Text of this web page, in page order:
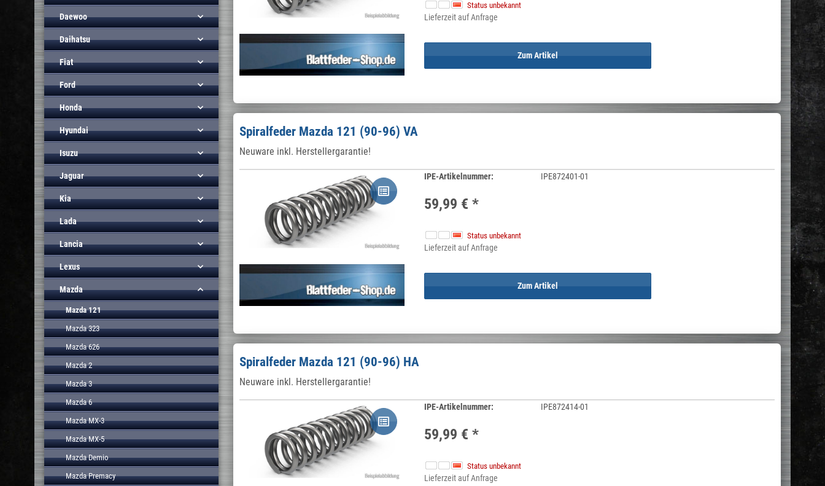
Status unbekannt
Lieferzeit auf Anfrage
Zum Artikel
Spiralfeder Mazda 121 (90-96) VA
Neuware inkl. Herstellergarantie!
IPE-Artikelnummer: IPE872401-01
59,99 €*
Status unbekannt
Lieferzeit auf Anfrage
Zum Artikel
Spiralfeder Mazda 121 (90-96) HA
Neuware inkl. Herstellergarantie!
IPE-Artikelnummer: IPE872414-01
59,99 €*
Status unbekannt
Lieferzeit auf Anfrage
Daewoo
Daihatsu
Fiat
Ford
Honda
Hyundai
Isuzu
Jaguar
Kia
Lada
Lancia
Lexus
Mazda
Mazda 121
Mazda 323
Mazda 626
Mazda 2
Mazda 3
Mazda 6
Mazda MX-3
Mazda MX-5
Mazda Demio
Mazda Premacy